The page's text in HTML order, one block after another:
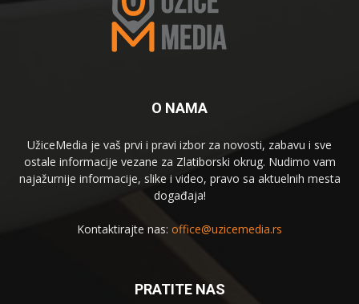
O NAMA
UžiceMedia je vaš prvi i pravi izbor za novosti, zabavu i sve
ostale informacije vezane za Zlatiborski okrug. Nudimo vam
najažurnije informacije, slike i video, pravo sa aktuelnih mesta
događaja!
Kontaktirajte nas: office@uzicemedia.rs
PRATITE NAS